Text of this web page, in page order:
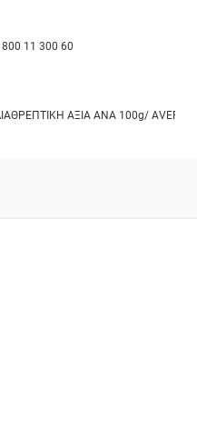
11 300 60
ΑΞΙΑ ANA 100g/